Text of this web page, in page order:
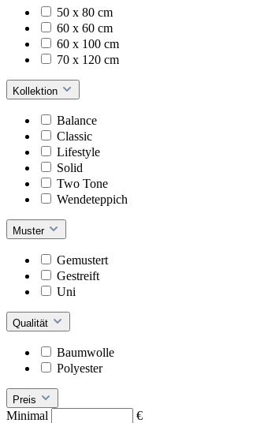
50 x 80 cm
60 x 60 cm
60 x 100 cm
70 x 120 cm
Kollektion
Balance
Classic
Lifestyle
Solid
Two Tone
Wendeteppich
Muster
Gemustert
Gestreift
Uni
Qualität
Baumwolle
Polyester
Preis
Minimal
€